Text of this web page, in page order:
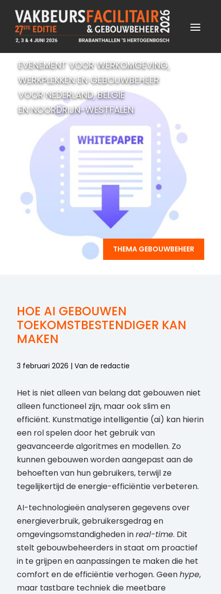
EVENEMENT VOOR WERKOMGEVING,
WERKPLEKKEN EN GEBOUWBEHEER
VOOR NEDERLAND, BELGIË
EN NOORDRIJN-WESTFALEN
THEMA GEBOUWBEHEER
HOE AI GEBOUWEN
TOEKOMSTBESTENDIGER KAN
MAKEN
3 februari 2026 | Van de redactie
Het is niet alleen van belang dat gebouwen niet
alleen functioneel zijn, maar ook slim en
efficiënt. Kunstmatige intelligentie (ai) kan hierin
een rol spelen door het gebruik van
geavanceerde algoritmes en modellen. Zo
kunnen gebouwen worden aangepast aan de
behoeften van hun gebruikers, terwijl ze
tegelijkertijd de energie-efficiëntie verbeteren.
AI-technologieën analyseren gegevens over
energieverbruik, gebruikersgedrag en
omgevingsomstandigheden inreal-time. Dit
stelt gebouwbeheerders in staat om proactief
in te grijpen en aanpassingen te maken die het
comfort en de efficiëntie verhogen. Geenhype,
maar tastbare techniek die meetbare